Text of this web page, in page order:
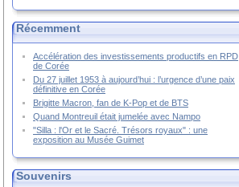
Récemment
Accélération des investissements productifs en RPD
de Corée
Du 27 juillet 1953 à aujourd’hui : l’urgence d’une paix
définitive en Corée
Brigitte Macron, fan de K-Pop et de BTS
Quand Montreuil était jumelée avec Nampo
"Silla : l'Or et le Sacré. Trésors royaux" : une
exposition au Musée Guimet
Souvenirs